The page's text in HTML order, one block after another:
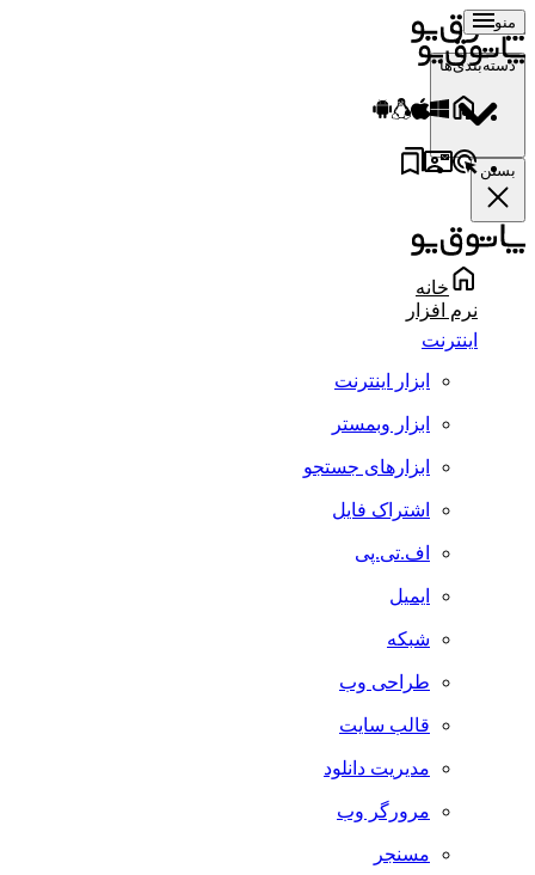
منو
دسته‌بندی‌ها
بستن
خانه
نرم افزار
اینترنت
ابزار اینترنت
ابزار وبمستر
ابزارهای جستجو
اشتراک فایل
اف.تی.پی
ایمیل
شبکه
طراحی وب
قالب سایت
مدیریت دانلود
مرورگر وب
مسنجر